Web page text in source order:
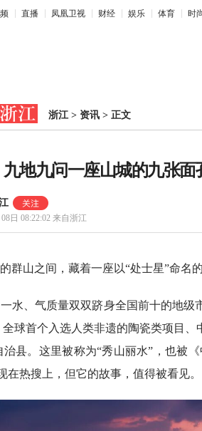
直播 凤凰卫视 财经 娱乐 体育 时
浙江> 资讯 > 正文
地九问一座山城的九张面
日 08:22:02 来自浙江
群山之间，藏着一座以“处士星”命名
水、气质量双双跻身全国前十的地级
球首个入选人类非遗的陶瓷类项目
治县。这里被称为“秀山丽水”，也被
在热搜上，但它的故事，值得被看见。